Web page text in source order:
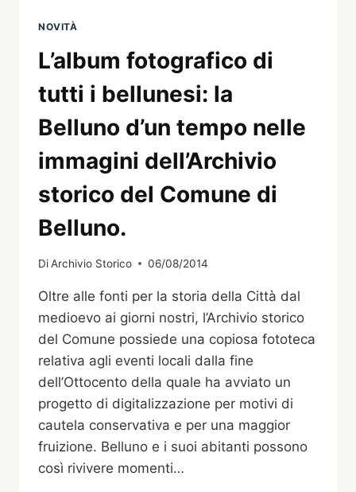
NOVITÀ
L’album fotografico di
tutti i bellunesi: la
Belluno d’un tempo nelle
immagini dell’Archivio
storico del Comune di
Belluno.
DiArchivio Storico 06/08/2014
Oltre alle fonti per la storia della Città dal
medioevo ai giorni nostri, l’Archivio storico
del Comune possiede una copiosa fototeca
relativa agli eventi locali dalla fine
dell’Ottocento della quale ha avviato un
progetto di digitalizzazione per motivi di
cautela conservativa e per una maggior
fruizione. Belluno e i suoi abitanti possono
così rivivere momenti…